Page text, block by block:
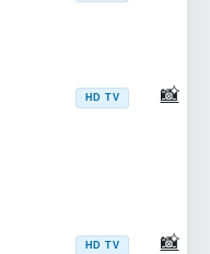
HD TV 📸
HD TV 📸